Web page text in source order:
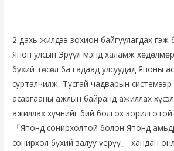
2 дахь жилдээ зохион байгуулагдах гэж
Япон улсын Эрүүл мэнд халамж
бүхий тѳсѳл ба гадаад улсуудад Японы
сурталчилж, Тусгай чадварын
асаргааны ажлын байранд ажиллах
ажиллах хүчнийг бий болгох
「Японд сонирхолтой болон Японд
сонирхол бүхий залуу үерүү」 хандан